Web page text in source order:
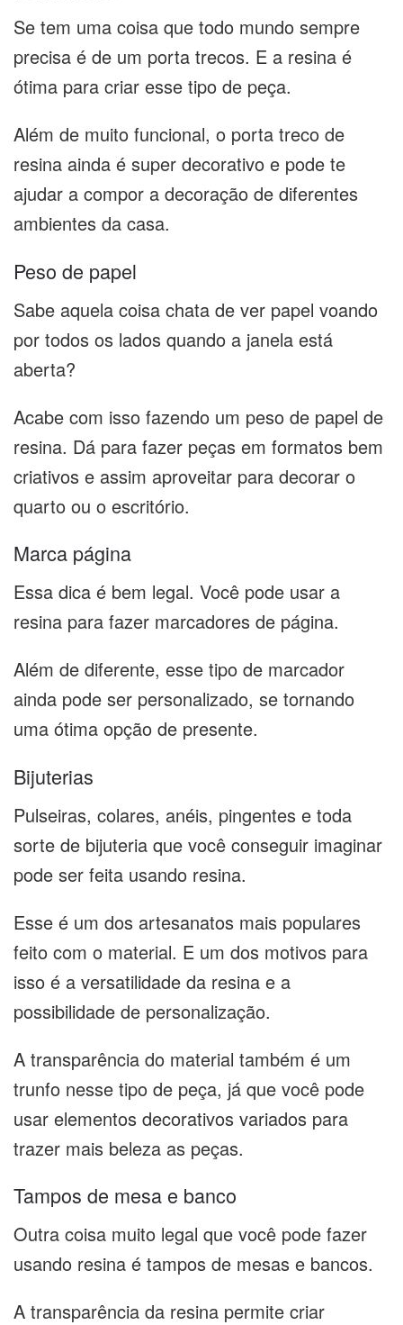
Se tem uma coisa que todo mundo sempre
precisa é de um porta trecos. E a resina é
ótima para criar esse tipo de peça.
Além de muito funcional, o porta treco de
resina ainda é super decorativo e pode te
ajudar a compor a decoração de diferentes
ambientes da casa.
Peso de papel
Sabe aquela coisa chata de ver papel voando
por todos os lados quando a janela está
aberta?
Acabe com isso fazendo um peso de papel de
resina. Dá para fazer peças em formatos bem
criativos e assim aproveitar para decorar o
quarto ou o escritório.
Marca página
Essa dica é bem legal. Você pode usar a
resina para fazer marcadores de página.
Além de diferente, esse tipo de marcador
ainda pode ser personalizado, se tornando
uma ótima opção de presente.
Bijuterias
Pulseiras, colares, anéis, pingentes e toda
sorte de bijuteria que você conseguir imaginar
pode ser feita usando resina.
Esse é um dos artesanatos mais populares
feito com o material. E um dos motivos para
isso é a versatilidade da resina e a
possibilidade de personalização.
A transparência do material também é um
trunfo nesse tipo de peça, já que você pode
usar elementos decorativos variados para
trazer mais beleza as peças.
Tampos de mesa e banco
Outra coisa muito legal que você pode fazer
usando resina é tampos de mesas e bancos.
A transparência da resina permite criar